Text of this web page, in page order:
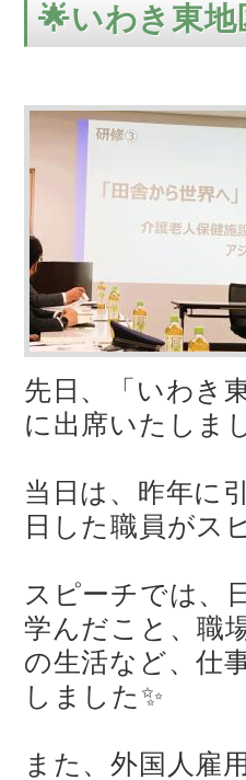
🌟いわき東地
先日、「いわき
に出席いたしま
当日は、昨年に
日した職員がス
スピーチでは、
学んだこと、職
の生活など、仕
しました✨
また、外国人雇